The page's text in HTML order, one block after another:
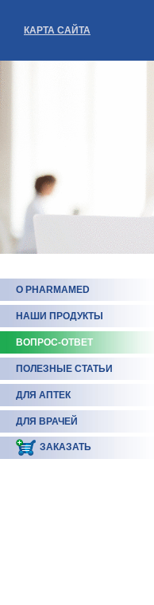
КАРТА САЙТА
О PHARMAMED
НАШИ ПРОДУКТЫ
ВОПРОС-ОТВЕТ
ПОЛЕЗНЫЕ СТАТЬИ
ДЛЯ АПТЕК
ДЛЯ ВРАЧЕЙ
ЗАКАЗАТЬ